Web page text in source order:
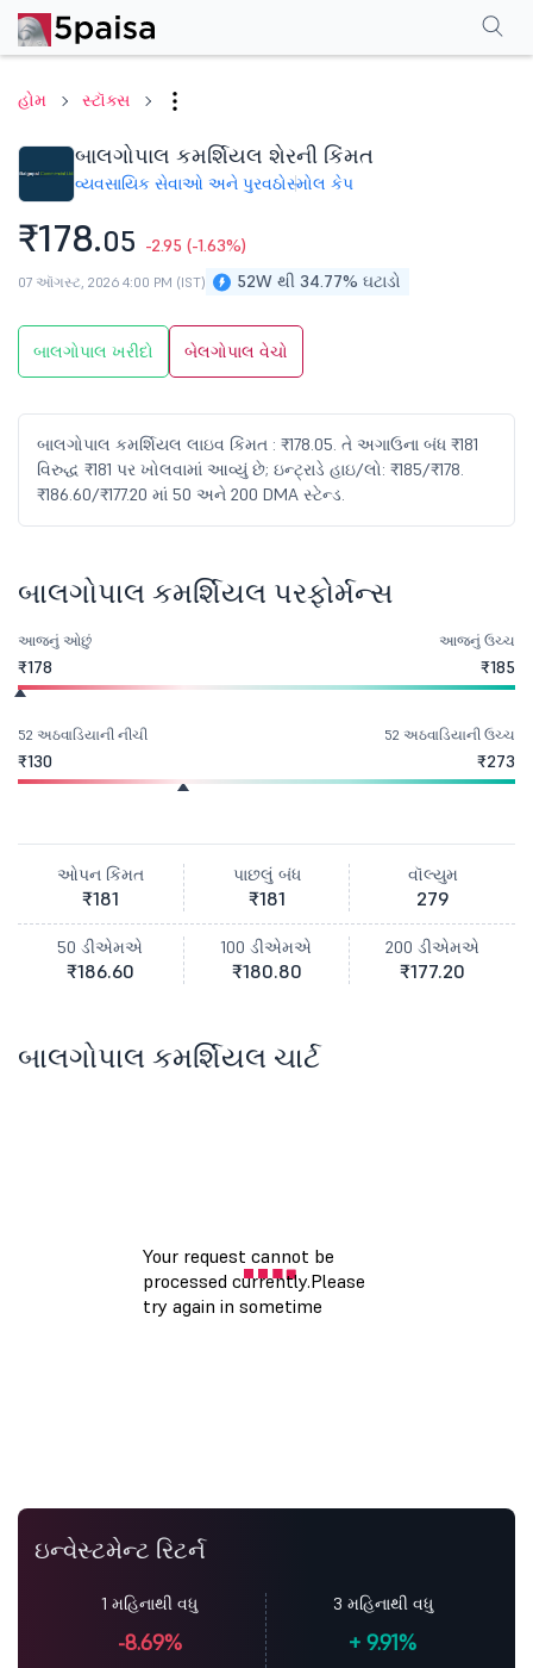
હોમ સ્ટૉક્સ
બાલગોપાલ કમર્શિયલ શેરની કિંમત
વ્યવસાયિક સેવાઓ અને પુરવઠોસ્મોલ કેપ
₹178.05 -2.95 (-1.63%)
52W થી 34.77% ઘટાડો
07 ઑગસ્ટ, 2026 4:00 PM (IST)
બાલગોપાલ ખરીદો બેલગોપાલ વેચો
બાલગોપાલ કમર્શિયલ લાઇવ કિંમત : ₹178.05. તે અગાઉના બંધ ₹181
વિરુદ્ધ ₹181 પર ખોલવામાં આવ્યું છે; ઇન્ટ્રાડે હાઇ/લો: ₹185/₹178.
₹186.60/₹177.20 માં 50 અને 200 DMA સ્ટેન્ડ.
પરફોર્મન્સફાઇનાન્શિયલ્સ વધુ
બાલગોપાલ કમર્શિયલ પરફોર્મન્સ
આજનું ઓછું
₹178
આજનું ઉચ્ચ
₹185
52 અઠવાડિયાની નીચી
₹130
52 અઠવાડિયાની ઉચ્ચ
₹273
ઓપન કિંમત
₹181
પાછલું બંધ
₹181
વૉલ્યુમ
279
50 ડીએમએ
₹186.60
100 ડીએમએ
₹180.80
200 ડીએમએ
₹177.20
બાલગોપાલ કમર્શિયલ ચાર્ટ
ઇન્વેસ્ટમેન્ટ રિટર્ન
1 મહિનાથી વધુ
-8.69%
3 મહિનાથી વધુ
+ 9.91%